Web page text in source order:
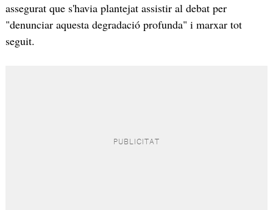
assegurat que s'havia plantejat assistir al debat per
"denunciar aquesta degradació profunda" i marxar tot
seguit.